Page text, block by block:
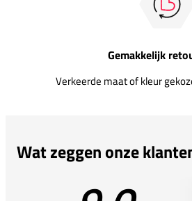
Gemakkelijk
Verkeerde maat of kleur
Wat zeggen onze